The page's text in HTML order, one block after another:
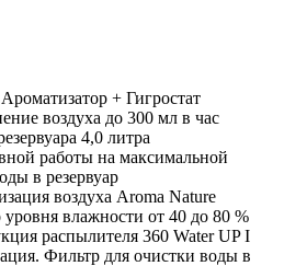
+ Гигростат
воздуха до 300 мл в час
4,0 литра
работы на максимальной
в резервуар
воздуха Aroma Nature
влажности от 40 до 80 %
распылителя 360 Water UP I
Фильтр для очистки воды в